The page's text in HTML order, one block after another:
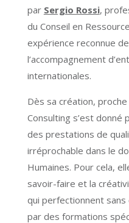
par Sergio Rossi,
du Conseil en
expérience reconnue
l’accompagnement
internationales.
Dès sa création,
Consulting s’est
des prestations de
irréprochable dans le
Humaines. Pour cela,
savoir-faire et la
qui perfectionnent sans
par des formations